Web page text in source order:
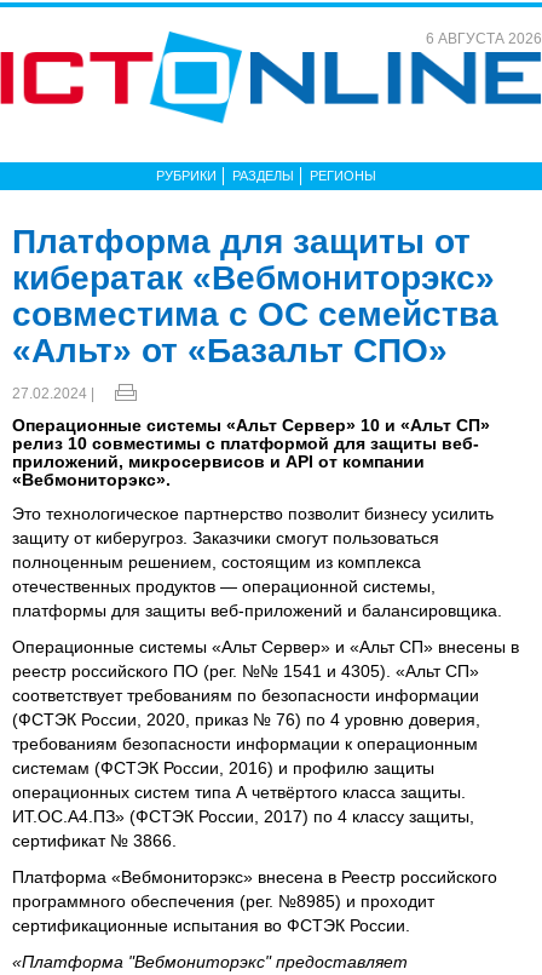
6 АВГУСТА 2026
РУБРИКИ РАЗДЕЛЫ РЕГИОНЫ
Платформа для защиты от
кибератак «Вебмониторэкс»
совместима с ОС семейства
«Альт» от «Базальт СПО»
27.02.2024 |
Операционные системы «Альт Сервер» 10 и «Альт СП»
релиз 10 совместимы с платформой для защиты веб-
приложений, микросервисов и API от компании
«Вебмониторэкс».
Это технологическое партнерство позволит бизнесу усилить
защиту от киберугроз. Заказчики смогут пользоваться
полноценным решением, состоящим из комплекса
отечественных продуктов — операционной системы,
платформы для защиты веб-приложений и балансировщика.
Операционные системы «Альт Сервер» и «Альт СП» внесены в
реестр российского ПО (рег. №№ 1541 и 4305). «Альт СП»
соответствует требованиям по безопасности информации
(ФСТЭК России, 2020, приказ № 76) по 4 уровню доверия,
требованиям безопасности информации к операционным
системам (ФСТЭК России, 2016) и профилю защиты
операционных систем типа А четвёртого класса защиты.
ИТ.ОС.А4.ПЗ» (ФСТЭК России, 2017) по 4 классу защиты,
сертификат № 3866.
Платформа «Вебмониторэкс» внесена в Реестр российского
программного обеспечения (рег. №8985) и проходит
сертификационные испытания во ФСТЭК России.
«Платформа "Вебмониторэкс" предоставляет